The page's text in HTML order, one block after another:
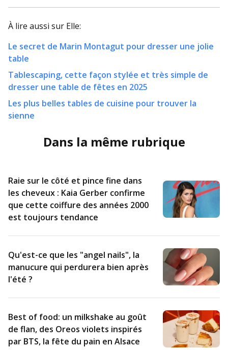
À lire aussi sur Elle:
Le secret de Marin Montagut pour dresser une jolie
table
Tablescaping, cette façon stylée et très simple de
dresser une table de fêtes en 2025
Les plus belles tables de cuisine pour trouver la
sienne
Dans la même rubrique
Raie sur le côté et pince fine dans
les cheveux : Kaia Gerber confirme
que cette coiffure des années 2000
est toujours tendance
Qu'est-ce que les "angel nails", la
manucure qui perdurera bien après
l'été ?
Best of food: un milkshake au goût
de flan, des Oreos violets inspirés
par BTS, la fête du pain en Alsace